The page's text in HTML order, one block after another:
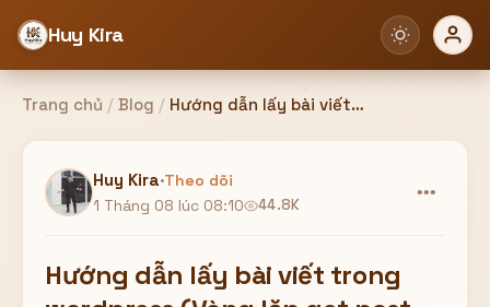
Huy Kira
Đăng nhập
Trang chủ / Blog / Hướng dẫn lấy bài viết trong wordpress (Vòng lặp get post và Wp_query)
Huy Kira·Theo dõi
1 Tháng 08 lúc 08:10
44.8K
•••
Hướng dẫn lấy bài viết trong